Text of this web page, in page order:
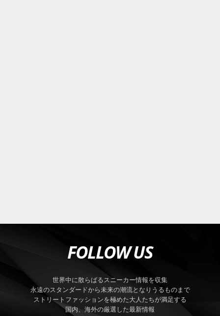
FOLLOW US
世界中に散らばるスニーカー情報を収集
永遠のスタンダードから未来の潮流となりうるものまで
ストリートファッションを極めた大人たちが満足する
国内、海外の厳選した最新情報